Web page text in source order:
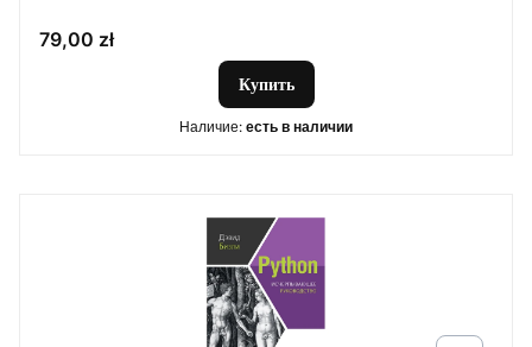
Цена
79,00 zł
Купить
Наличие: есть в наличии